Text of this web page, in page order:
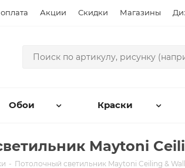
Акции Скидки Магазины
Обои Краски
Maytoni
- Потолочный светильник Maytoni Ceiling &